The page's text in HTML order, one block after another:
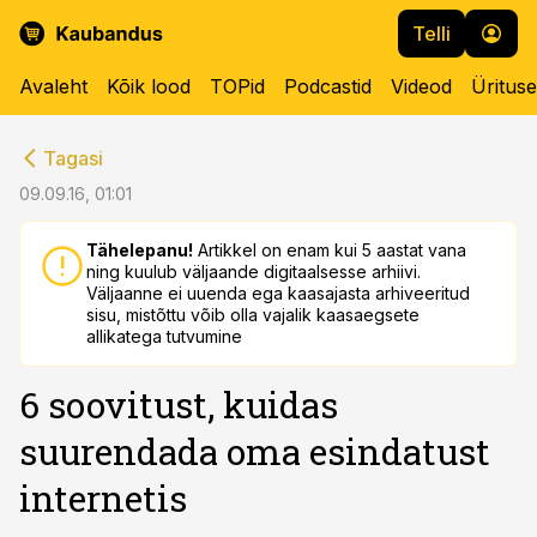
Telli
Avaleht Kõik lood TOPid Podcastid Videod
Tagasi
09.09.16, 01:01
Tähelepanu! Artikkel on enam kui 5 aastat vana
ning kuulub väljaande digitaalsesse arhiivi.
Väljaanne ei uuenda ega kaasajasta arhiveeritud
sisu, mistõttu võib olla vajalik kaasaegsete
allikatega tutvumine
6 soovitust, kuidas
suurendada oma esindatust
internetis